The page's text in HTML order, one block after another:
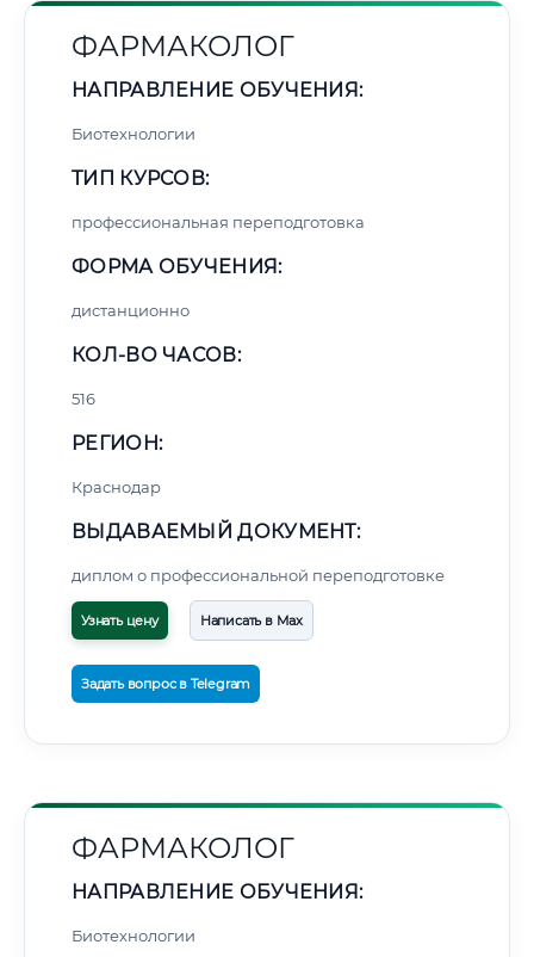
ФАРМАКОЛОГ
НАПРАВЛЕНИЕ ОБУЧЕНИЯ:
Биотехнологии
ТИП КУРСОВ:
профессиональная переподготовка
ФОРМА ОБУЧЕНИЯ:
дистанционно
КОЛ-ВО ЧАСОВ:
516
РЕГИОН:
Краснодар
ВЫДАВАЕМЫЙ ДОКУМЕНТ:
диплом о профессиональной переподготовке
Узнать цену Написать в Max
Задать вопрос в Telegram
ФАРМАКОЛОГ
НАПРАВЛЕНИЕ ОБУЧЕНИЯ:
Биотехнологии